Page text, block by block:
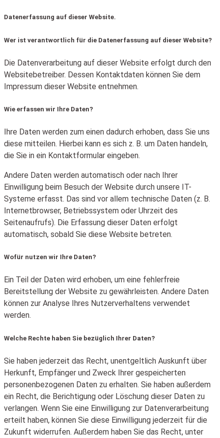
Datenerfassung auf dieser Website.
Wer ist verantwortlich für die Datenerfassung auf dieser Website?
Die Datenverarbeitung auf dieser Website erfolgt durch den
Websitebetreiber. Dessen Kontaktdaten können Sie dem
Impressum dieser Website entnehmen.
Wie erfassen wir Ihre Daten?
Ihre Daten werden zum einen dadurch erhoben, dass Sie uns
diese mitteilen. Hierbei kann es sich z. B. um Daten handeln,
die Sie in ein Kontaktformular eingeben.
Andere Daten werden automatisch oder nach Ihrer
Einwilligung beim Besuch der Website durch unsere IT-
Systeme erfasst. Das sind vor allem technische Daten (z. B.
Internetbrowser, Betriebssystem oder Uhrzeit des
Seitenaufrufs). Die Erfassung dieser Daten erfolgt
automatisch, sobald Sie diese Website betreten.
Wofür nutzen wir Ihre Daten?
Ein Teil der Daten wird erhoben, um eine fehlerfreie
Bereitstellung der Website zu gewährleisten. Andere Daten
können zur Analyse Ihres Nutzerverhaltens verwendet
werden.
Welche Rechte haben Sie bezüglich Ihrer Daten?
Sie haben jederzeit das Recht, unentgeltlich Auskunft über
Herkunft, Empfänger und Zweck Ihrer gespeicherten
personenbezogenen Daten zu erhalten. Sie haben außerdem
ein Recht, die Berichtigung oder Löschung dieser Daten zu
verlangen. Wenn Sie eine Einwilligung zur Datenverarbeitung
erteilt haben, können Sie diese Einwilligung jederzeit für die
Zukunft widerrufen. Außerdem haben Sie das Recht, unter